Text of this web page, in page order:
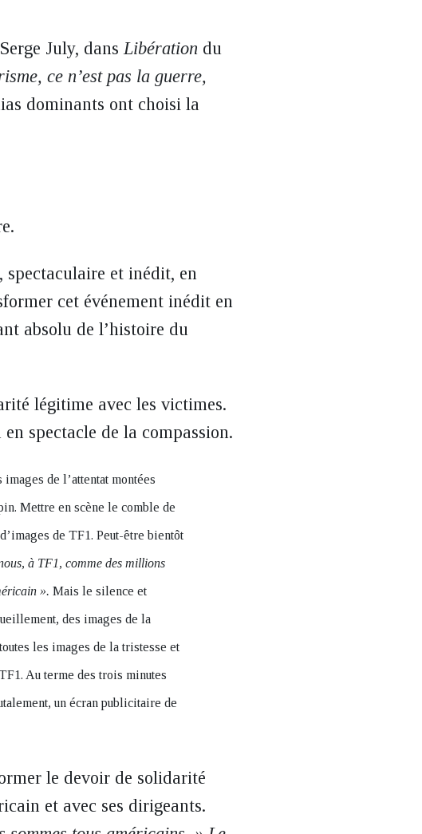
July, dans Libération du
ce n’est pas la guerre,
dominants ont choisi la
spectaculaire et inédit, en
cet événement inédit en
absolu de l’histoire du
légitime avec les victimes.
spectacle de la compassion.
de l’attentat montées
Mettre en scène le comble de
de TF1. Peut-être bientôt
à TF1, comme des millions
». Mais le silence et
des images de la
les images de la tristesse et
Au terme des trois minutes
un écran publicitaire de
le devoir de solidarité
et avec ses dirigeants.